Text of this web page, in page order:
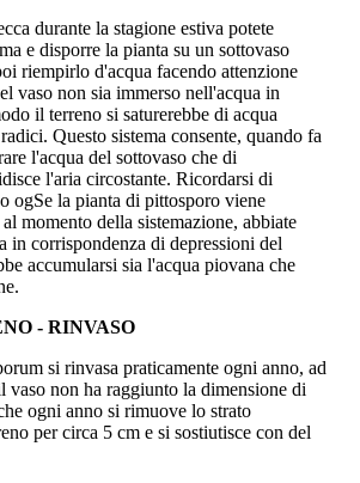
durante la stagione estiva potete
e disporre la pianta su un sottovaso
riempirlo d'acqua facendo attenzione
vaso non sia immerso nell'acqua in
il terreno si saturerebbe di acqua
Questo sistema consente, quando fa
l'acqua del sottovaso che di
l'aria circostante. Ricordarsi di
ogSe la pianta di pittosporo viene
momento della sistemazione, abbiate
in corrispondenza di depressioni del
accumularsi sia l'acqua piovana che
- RINVASO
si rinvasa praticamente ogni anno, ad
vaso non ha raggiunto la dimensione di
ogni anno si rimuove lo strato
per circa 5 cm e si sostiutisce con del